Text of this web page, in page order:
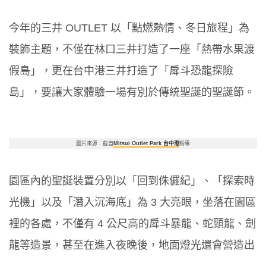
今年的三井 OUTLET 以「點燃熱情、冬日旅程」為
裝飾主題，不僅在林口三井打造了一座「熱帶水果渡
假島」，更在台中港三井打造了「戽斗恐龍探險
島」，要讓大家體驗一場有別於傳統聖誕的聖誕節。
圖片來源：截自 Mitsui Outlet Park 台中港粉專
園區內的聖誕裝置分別以「回到侏儸紀」、「探索時
光機」以及「潛入沉海底」為 3 大亮眼，坐落在園區
裡的各處，不僅有 4 公尺高的戽斗暴龍、蛇頸龍、劍
龍等造景，甚至在進入夜晚後，地面燈光還會營造出